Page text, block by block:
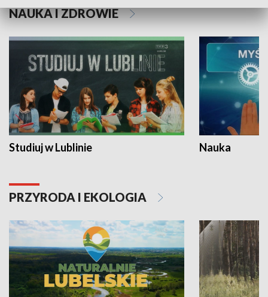
NAUKA I ZDROWIE
Studiuj w Lublinie Nauka
PRZYRODA I EKOLOGIA